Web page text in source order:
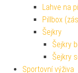
Lahve na
Pillbox
Šejkry
Šejkry
Šejkry
Sportovní výživa